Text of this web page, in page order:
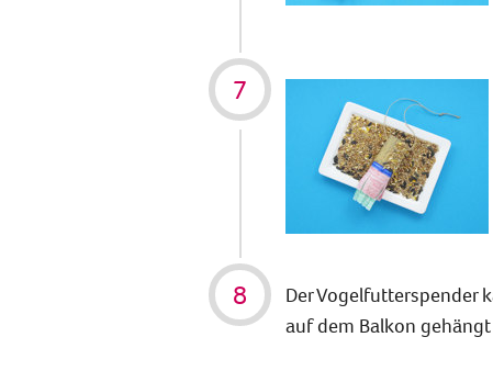
Der Vogelfutterspender
auf dem Balkon